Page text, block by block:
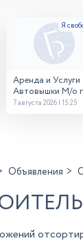
Аренда и Услуги
Автовышки М/о
Домодедово
7 августа 2026 | 15:25
Объявления